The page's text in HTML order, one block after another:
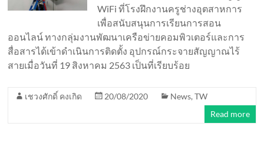
WiFi ที่โรงฝึกงานครูช่างอุตสาหการ
เพื่อสนับสนุนการเรียนการสอน
ออนไลน์ ทางกลุ่มงานพัฒนาเครือข่ายคอมพิวเตอร์และการ
สื่อสารได้เข้าดำเนินการติดตั้ง อุปกรณ์กระจายสัญญาณไร้
สายเมื่อวันที่ 19 สิงหาคม 2563 เป็นที่เรียบร้อย
เชวงศักดิ์ คงเกิด 20/08/2020 News,TW
Read more